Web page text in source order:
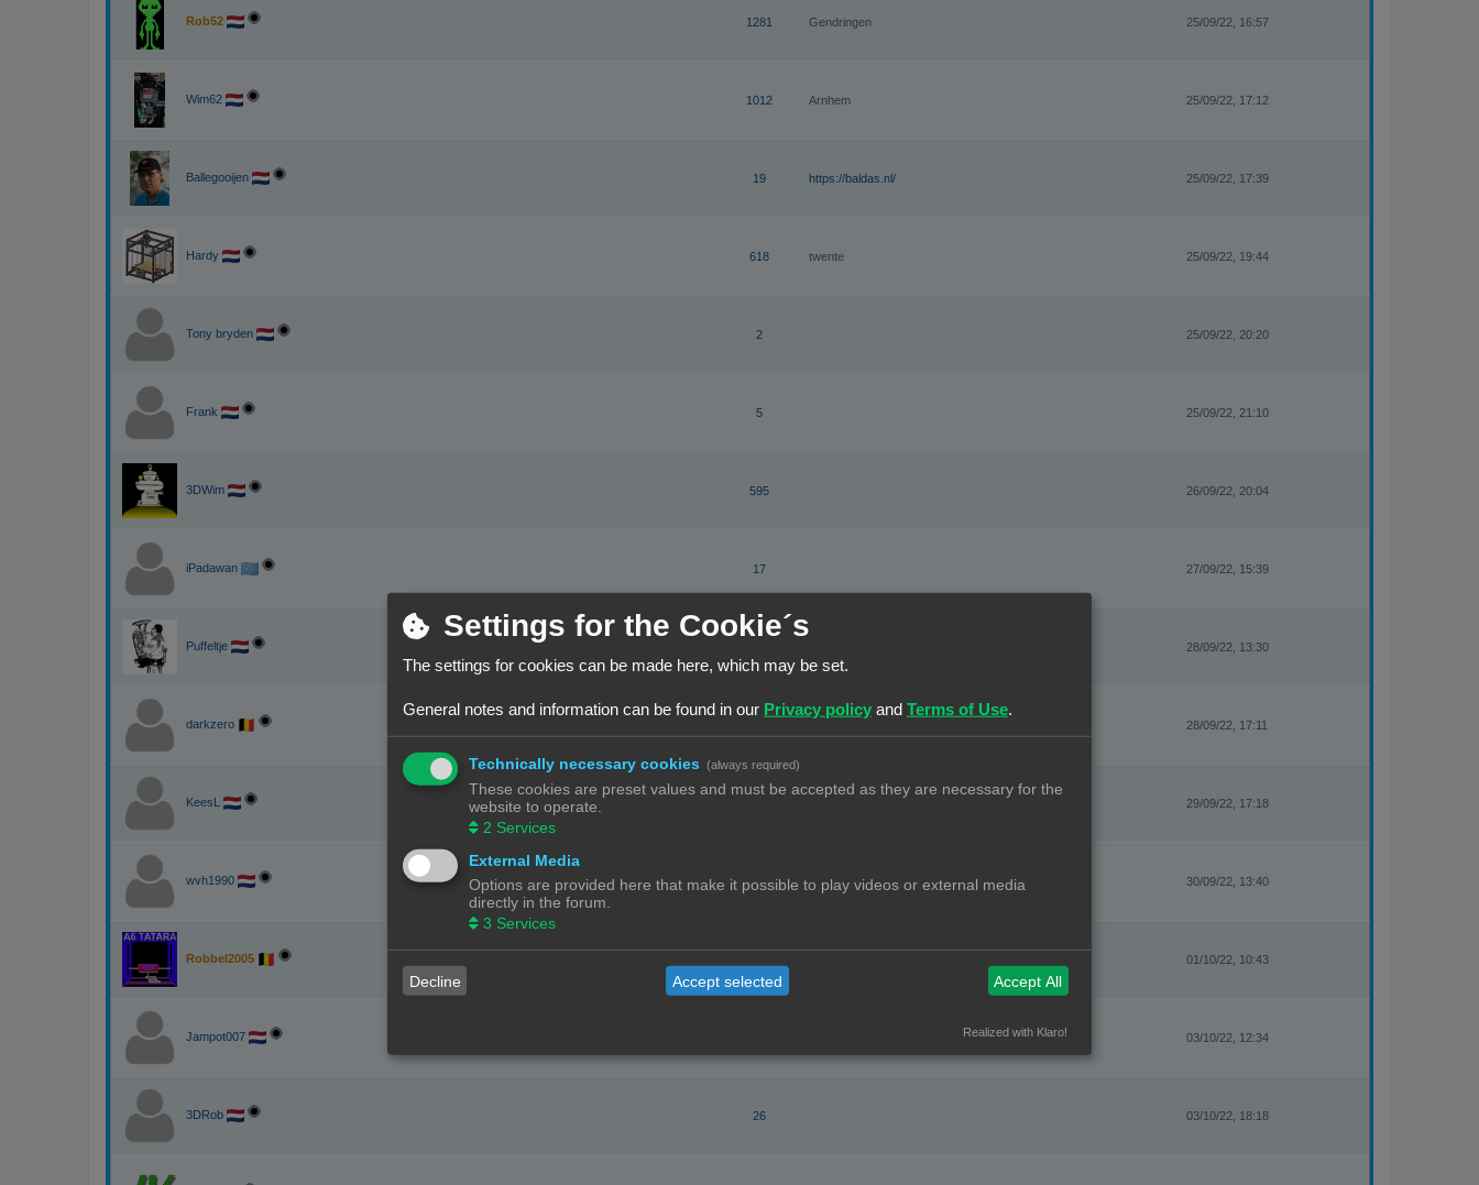
Rob52 1281 Gendringen 25/09/22, 16:57
Wim62 1012 Arnhem 25/09/22, 17:12
Ballegooijen 19 https://baldas.nl/ 25/09/22, 17:39
Hardy 618 twente 25/09/22, 19:44
Tony bryden 2 25/09/22, 20:20
Frank 5 25/09/22, 21:10
3DWim 595 26/09/22, 20:04
iPadawan 17 27/09/22, 15:39
Puffeltje 28/09/22, 13:30
darkzero 28/09/22, 17:11
KeesL 29/09/22, 17:18
wvh1990 3 30/09/22, 13:40
Robbel2005 01/10/22, 10:43
Jampot007 03/10/22, 12:34
3DRob 26 03/10/22, 18:18
Settings for the Cookie´s
The settings for cookies can be made here, which may be set.
General notes and information can be found in our Privacy policy and Terms of Use.
Technically necessary cookies (always required)
These cookies are preset values and must be accepted as they are necessary for the
website to operate.
2 Services
External Media
Options are provided here that make it possible to play videos or external media
directly in the forum.
3 Services
Decline Accept selected Accept All
Realized with Klaro!